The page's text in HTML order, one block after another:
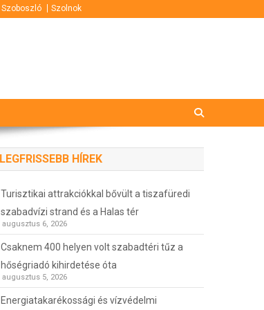
Szoboszló Szolnok
LEGFRISSEBB HÍREK
Turisztikai attrakciókkal bővült a tiszafüredi
szabadvízi strand és a Halas tér
augusztus 6, 2026
Csaknem 400 helyen volt szabadtéri tűz a
hőségriadó kihirdetése óta
augusztus 5, 2026
Energiatakarékossági és vízvédelmi